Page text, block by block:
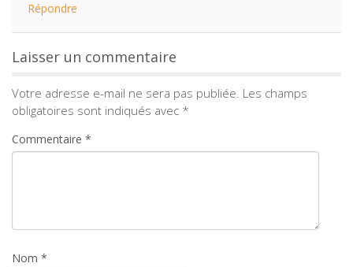
Répondre
Laisser un commentaire
Votre adresse e-mail ne sera pas publiée. Les champs
obligatoires sont indiqués avec *
Commentaire *
Nom *